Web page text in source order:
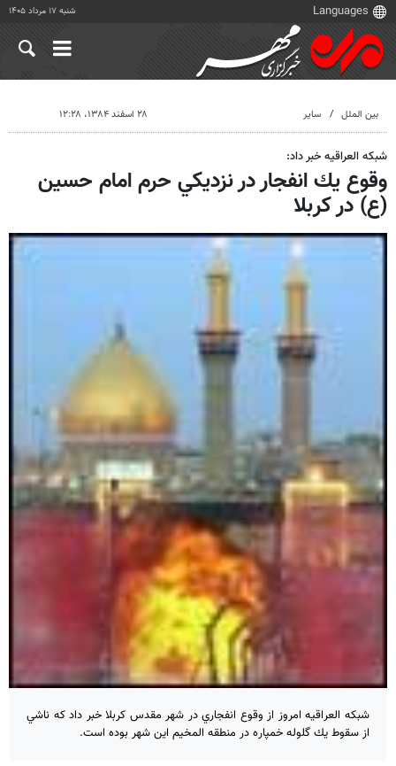
شنبه ۱۷ مرداد ۱۴۰۵
بین الملل سایر ۲۸ اسفند ۱۳۸۴، ۱۲:۲۸
شبكه العراقيه خبر داد:
وقوع يك انفجار در نزديكي حرم امام حسين
(ع) در كربلا
شبكه العراقيه امروز از وقوع انفجاري در شهر مقدس كربلا خبر داد كه ناشي
از سقوط يك گلوله خمپاره در منطقه المخيم اين شهر بوده است.